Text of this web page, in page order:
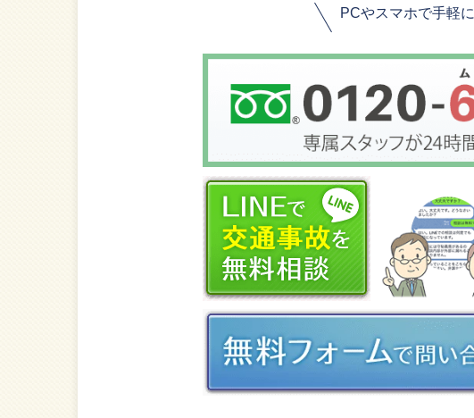
PCやスマホで手軽に